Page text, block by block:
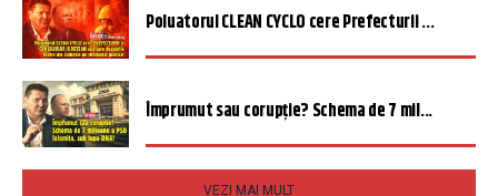
Poluatorul CLEAN CYCLO cere Prefecturii ...
Împrumut sau corupție? Schema de 7 mil...
VEZI MAI MULT